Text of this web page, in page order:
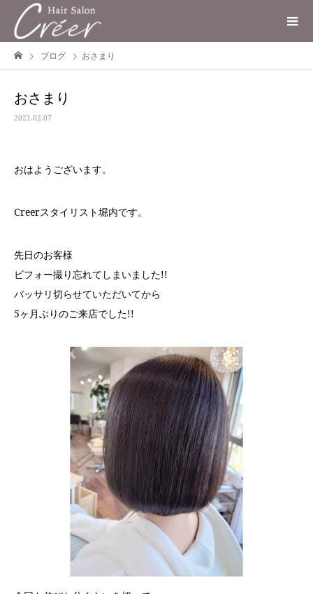
ブログ おさまり
おさまり
2021.02.07
おはようございます。
Creerスタイリスト堀内です。
先日のお客様
ビフォー撮り忘れてしまいました!!
バッサリ切らせていただいてから
5ヶ月ぶりのご来店でした!!